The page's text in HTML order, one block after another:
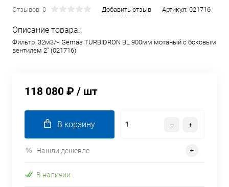
Отзывов: 0 Добавить отзыв Артикул: 021716
Описание товара:
Фильтр 32м3/ч Gemas TURBIDRON BL 900мм мотаный с боковым
вентилем 2" (021716)
118 080 ₽ / шт
В корзину
Нашли дешевле
В наличии